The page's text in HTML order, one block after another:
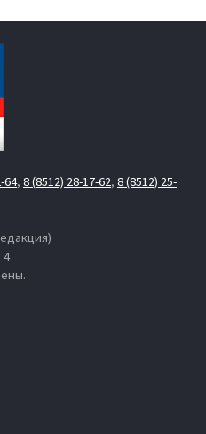
64, 8 (8512) 28-17-62, 8 (8512) 25-
4